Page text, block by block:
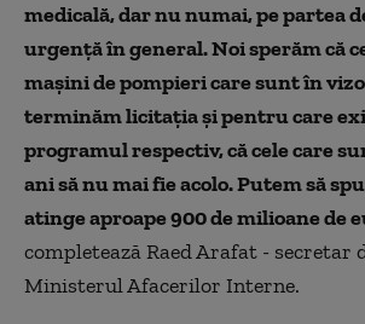
medicală, dar nu numai, pe partea
urgență în general. Noi sperăm că
mașini de pompieri care sunt în
terminăm licitația și pentru care
programul respectiv, că cele care
ani să nu mai fie acolo. Putem să
atinge aproape 900 de milioane de
completează Raed Arafat - secretar
Ministerul Afacerilor Interne.